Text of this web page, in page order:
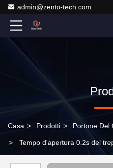
admin@zento-tech.com
Casa > Prodotti > Portone Del
> Tempo d'apertura 0.2s del